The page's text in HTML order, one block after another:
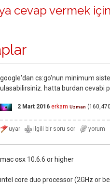
cevap vermek
google'dan cs:go'nun minimum
ulasabilirsiniz. hatta burdan cevabi
2 Mart 2016 erkam Uzman (160,470
mac osx 10.6.6 or higher
intel core duo processor (2GHz or